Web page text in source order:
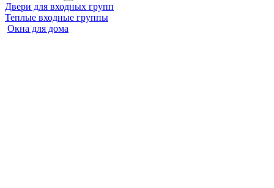
Двери для входных групп
Теплые входные группы
Окна для дома